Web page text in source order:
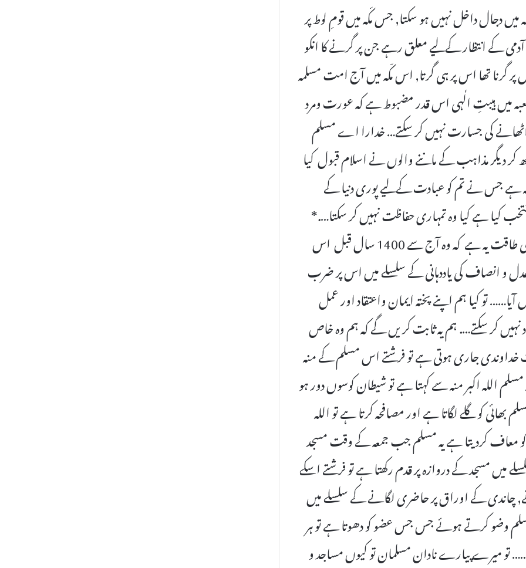
دجال داخل نہیں ہو سکتا, جس مکّہ میں قومِ لوط پر
کے انتظار کےلیے معلق رہے جن پر گرنے کا انکو
گرنا تھا اس پر ہی گرتا, اس مکّہ میں آج امت مسلمہ
ہیبتِ الٰہی اس قدر مضبوط ہے کہ عورت ومرد
کی جسارت نہیں کر سکتے… خدارا اے مسلم
کر دیگر مذاہب کے ماننے والوں نے اسلام قبول کیا
ہے جس نے تم کو عبادت کےلیے پوری دنیا کے
کیا ہے کیا وہ تمہاری حفاظت نہیں کر سکتا….*
*خدارا اپنے آپ کو پہچانو…… اک مسلم کی طاقت یہ ہے کہ وہ آج سے 1400 سال قبل اس
عدل و انصاف کی یاددہانی کے سلسلے میں اس پر ضرب
تو کیا ہم اپنے پختہ ایمان واعتقاد اور عمل
نہیں کر سکتے…. ہم یہ ثابت کریں گے کہ ہم وہ خاص
جاری ہوتی ہے تو فرشتے اس مسلم کے منہ
اللہ اکبر منہ سے کہتا ہے تو شیطان کوسوں دور ہو
کو گلے لگاتا ہے اور مصافحہ کرتا ہے تو اللہ
کو معاف کردیتا ہے یہ مسلم جب جمعہ کے وقت مسجد
مسجد کے دروازہ پر قدم رکھتا ہے تو فرشتے اسکے
کے اوراق پر حاضری لگانے کے سلسلے میں
وضو کرتے ہوئے جس جس عضو کو دھوتا ہے تو ہر
تو میرے پیارے نادان مسلمان تو کیوں مساجد و